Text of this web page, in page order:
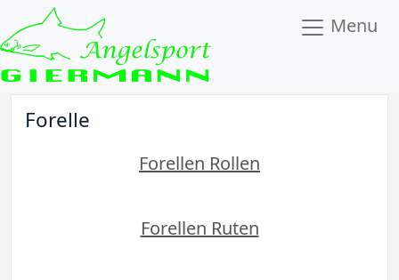
Menu
Forelle
Forellen Rollen
Forellen Ruten